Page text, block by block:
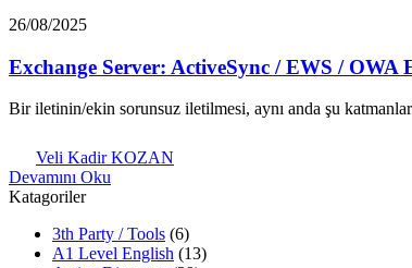
26/08/2025
Exchange Server: ActiveSync / EWS /
Bir iletinin/ekin sorunsuz iletilmesi, aynı anda şu
Veli Kadir KOZAN
Devamını Oku
Katagoriler
3th Party / Tools (6)
A1 Level English (13)